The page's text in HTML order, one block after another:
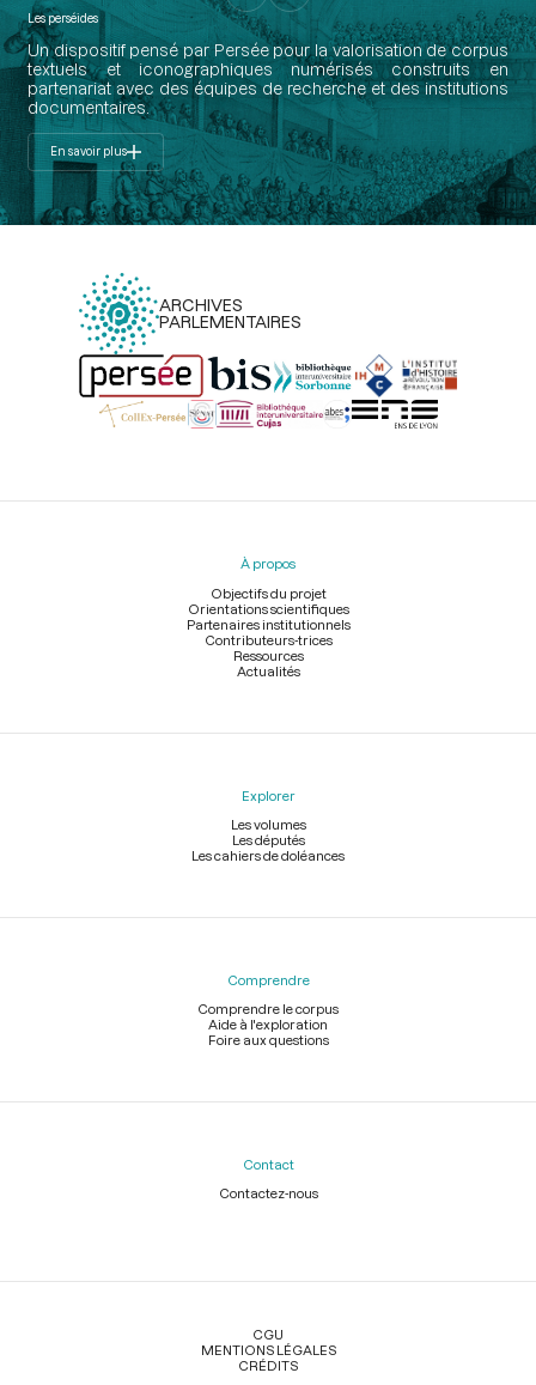
Les perséides
Un dispositif pensé par Persée pour la valorisation de corpus
textuels et iconographiques numérisés construits en
partenariat avec des équipes de recherche et des institutions
documentaires.
En savoir plus
ARCHIVES
PARLEMENTAIRES
Menu
À propos
Objectifs du projet
Orientations scientifiques
Partenaires institutionnels
Contributeurs-trices
Ressources
Actualités
Explorer
Les volumes
Les députés
Les cahiers de doléances
Comprendre
Comprendre le corpus
Aide à l'exploration
Foire aux questions
Contact
Contactez-nous
Légal
CGU
MENTIONS LÉGALES
CRÉDITS